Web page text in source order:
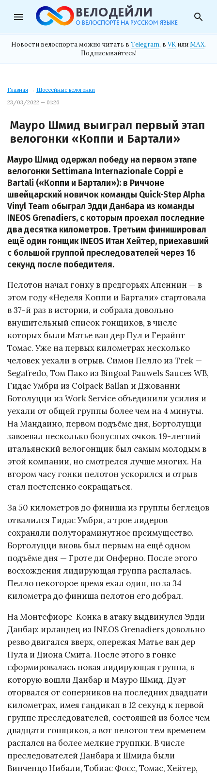
menu search
Новости велоспорта можно читать в Telegram, в VK илиMAX.
Подписывайтесь!
Главная → Шоссейные велогонки
23/03/2022 — 01:26
Мауро Шмид выиграл первый этап
велогонки «Коппи и Бартали»
Мауро Шмид одержал победу на первом этапе
велогонки Settimana Internazionale Coppi e
Bartali («Коппи и Бартали»): в Риччоне
швейцарский новичок команды Quick-Step Alpha
Vinyl Team обыграл Эдди Данбара из команды
INEOS Grenadiers, с которым проехал последние
два десятка километров. Третьим финишировал
ещё один гонщик INEOS Итан Хейтер, приехавший
с большой группой преследователей через 16
секунд после победителя.
Пелотон начал гонку в предгорьях Апеннин — в
этом году «Неделя Коппи и Бартали» стартовала
в 37-й раз в истории, и собрала довольно
внушительный список гонщиков, в числе
которых были Матье ван дер Пул и Герайнт
Томас. Уже на первых километрах несколько
человек уехали в отрыв. Симон Пелло из Trek —
Segafredo, Том Пако из Bingoal Pauwels Sauces WB,
Гидас Умбри из Colpack Ballan и Джованни
Ботолуцци из Work Service объединили усилия и
уехали от общей группы более чем на 4 минуты.
На Мандаино, первом подъёме дня, Бортолуцци
завоевал несколько бонусных очков. 19-летний
итальянский велогонщик был самым молодым в
этой компании, но смотрелся лучше многих. На
втором часу гонки пелотон ускорился и отрыв
стал постепенно сокращаться.
За 50 километров до финиша из группы беглецов
отвалился Гидас Умбри, а трое лидеров
сохраняли полутораминутное преимущество.
Бортолуцци вновь был первым на ещё одном
подъёме дня — Гроте ди Онферно. После этого
восхождения лидирующая группа распалась.
Пелло некоторое время ехал один, но за 34
километра до финиша пелотон его добрал.
На Монтефиоре-Конка в атаку выдвинулся Эдди
Данбар: ирландец из INEOS Grenadiers довольно
резво двигался вверх, опережая Матье ван дер
Пула и Диона Смита. После этого в гонке
сформировалась новая лидирующая группа, в
которую вошли Данбар и Мауро Шмид. Дуэт
оторвался от соперников на последних двадцати
километрах, имея гандикап в 12 секунд к первой
группе преследователей, состоящей из более чем
двадцати гонщиков, а вот пелотон тем временем
распался на более мелкие группки. В числе
преследователей Данбара и Шмида были
Винченцо Нибали, Тобиас Фосс, Томас, Хейтер,